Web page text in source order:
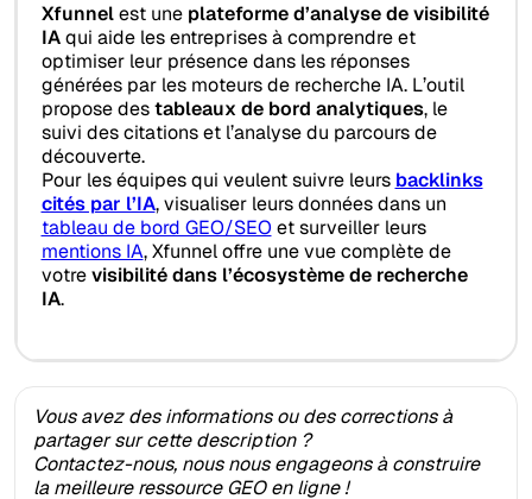
Xfunnelest une plateforme d’analyse de visibilité
IAqui aide les entreprises à comprendre et
optimiser leur présence dans les réponses
générées par les moteurs de recherche IA. L’outil
propose destableaux de bord analytiques, le
suivi des citations et l’analyse du parcours de
découverte.
Pour les équipes qui veulent suivre leurs backlinks
cités par l’IA, visualiser leurs données dans un
tableau de bord GEO/SEO et surveiller leurs
mentions IA, Xfunnel offre une vue complète de
votrevisibilité dans l’écosystème de recherche
IA.
Vous avez des informations ou des corrections à
partager sur cette description ?
Contactez-nous, nous nous engageons à construire
la meilleure ressource GEO en ligne !